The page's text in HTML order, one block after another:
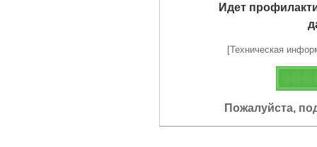
Идет
[Техническая
Пожалуйста,